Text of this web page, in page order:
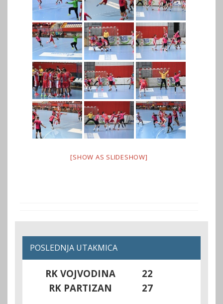
[SHOW AS SLIDESHOW]
POSLEDNJA UTAKMICA
RK VOJVODINA
22
RK PARTIZAN
27